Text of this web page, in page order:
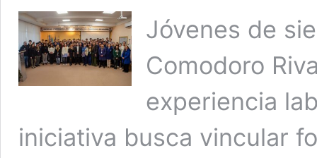
Jóvenes de
Comodoro
experiencia
iniciativa busca vincular